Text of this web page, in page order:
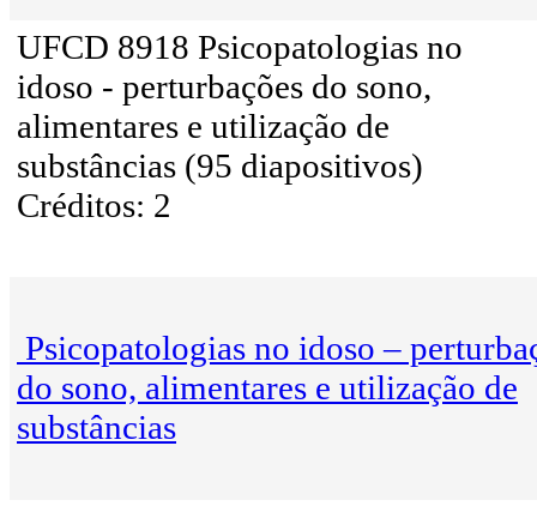
UFCD 8918 Psicopatologias no
idoso - perturbações do sono,
alimentares e utilização de
substâncias (95 diapositivos)
Créditos: 2
Psicopatologias no idoso –
do sono, alimentares e utilização de
substâncias